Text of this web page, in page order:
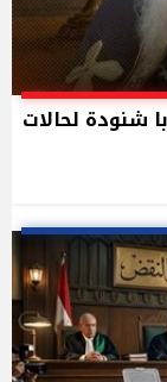
لحالات